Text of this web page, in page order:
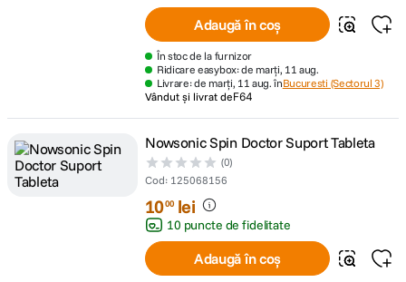
Adaugă în coș
În stoc de la furnizor
Ridicare easybox: de marți, 11 aug.
Livrare: de marți, 11 aug. înBucuresti (Sectorul 3)
Vândut și livrat deF64
Nowsonic Spin Doctor Suport Tableta
(0)
Cod: 125068156
1000 lei
10 puncte de fidelitate
Adaugă în coș